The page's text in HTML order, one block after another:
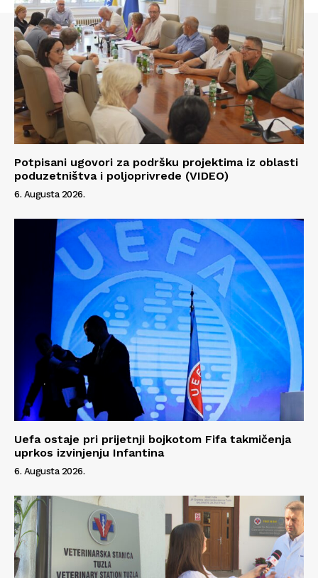
Info
O nama
Kontakt
Impressum
Potpisani ugovori za podršku projektima iz oblasti
poduzetništva i poljoprivrede (VIDEO)
6. Augusta 2026.
Uefa ostaje pri prijetnji bojkotom Fifa takmičenja
uprkos izvinjenju Infantina
6. Augusta 2026.